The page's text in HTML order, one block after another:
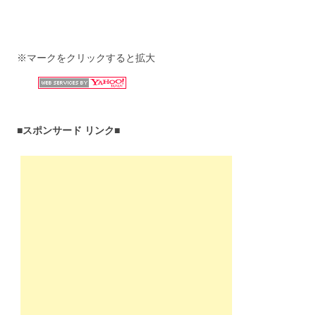
※マークをクリックすると拡大
■スポンサード リンク■